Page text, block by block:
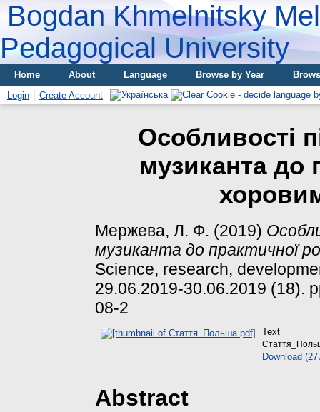
Bogdan Khmelnitsky
Pedagogical University
Home About Language Browse by Year
Login
Create Account
Особливості
музиканта до
Мержева, Л. Ф. (2019)
музиканта до практичної
Science, research,
29.06.2019-30.06.2019 (18).
08-2
Text
Download
Abstract